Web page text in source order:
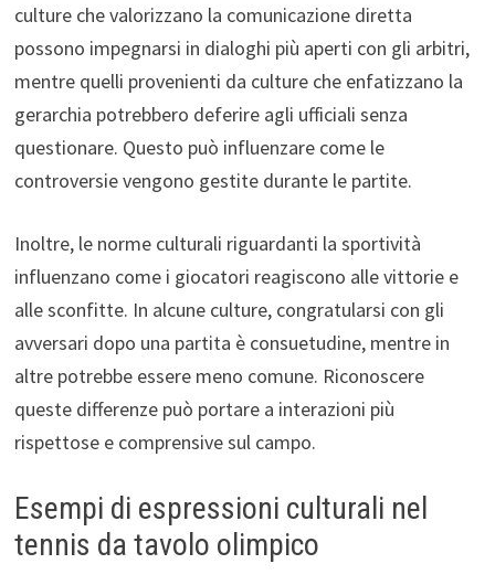
culture che valorizzano la comunicazione diretta
possono impegnarsi in dialoghi più aperti con gli arbitri,
mentre quelli provenienti da culture che enfatizzano la
gerarchia potrebbero deferire agli ufficiali senza
questionare. Questo può influenzare come le
controversie vengono gestite durante le partite.
Inoltre, le norme culturali riguardanti la sportività
influenzano come i giocatori reagiscono alle vittorie e
alle sconfitte. In alcune culture, congratularsi con gli
avversari dopo una partita è consuetudine, mentre in
altre potrebbe essere meno comune. Riconoscere
queste differenze può portare a interazioni più
rispettose e comprensive sul campo.
Esempi di espressioni culturali nel
tennis da tavolo olimpico